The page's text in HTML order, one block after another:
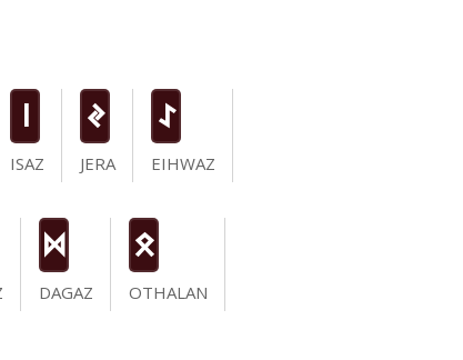
ISAZ
J
JERA
I
EIHWAZ
D
DAGAZ
O
OTHALAN